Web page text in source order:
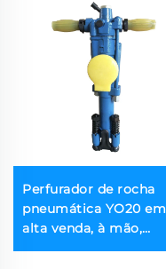
Perfurador de rocha
pneumática YO20 em
alta venda, à mão,
perfurador de rocha